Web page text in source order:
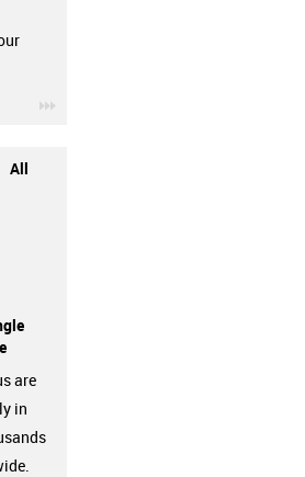
All
are
in